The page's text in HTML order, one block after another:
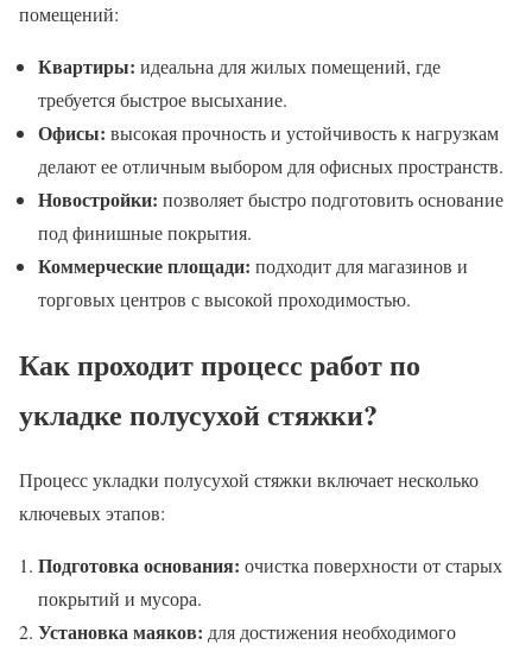
помещений:
Квартиры: идеальна для жилых помещений, где
требуется быстрое высыхание.
Офисы: высокая прочность и устойчивость к нагрузкам
делают ее отличным выбором для офисных пространств.
Новостройки: позволяет быстро подготовить основание
под финишные покрытия.
Коммерческие площади: подходит для магазинов и
торговых центров с высокой проходимостью.
Как проходит процесс работ по
укладке полусухой стяжки?
Процесс укладки полусухой стяжки включает несколько
ключевых этапов:
Подготовка основания: очистка поверхности от старых
покрытий и мусора.
Установка маяков: для достижения необходимого